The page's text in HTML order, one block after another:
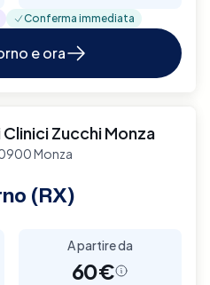
Conferma immediata
e ora
Zucchi Monza
Monza
(RX)
A partire da
60€